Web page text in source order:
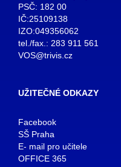
PSČ: 182 00
IČ:25109138
IZO:049356062
tel./fax.: 283 911 561
VOS@trivis.cz
UŽITEČNÉ ODKAZY
Facebook
SŠ Praha
E- mail pro učitele
OFFICE 365